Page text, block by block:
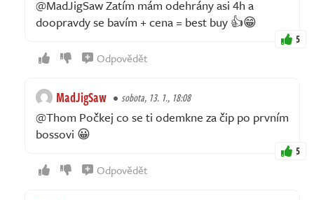
@MadJigSaw Zatím mám odehrány asi 4h a
doopravdy se bavím + cena = best buy 👍😁
5
Odpovědět
MadJigSaw sobota, 13. 1., 18:08
@Thom Počkej co se ti odemkne za čip po prvním
bossovi 😀
5
Odpovědět